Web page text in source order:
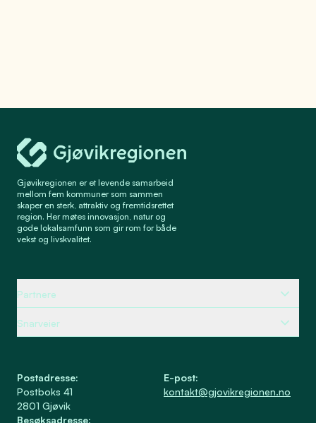
Gjøvikregionen Utvikling
Gjøvikregionen er et levende samarbeid
mellom fem kommuner som sammen
skaper en sterk, attraktiv og fremtidsrettet
region. Her møtes innovasjon, natur og
gode lokalsamfunn som gir rom for både
vekst og livskvalitet.
Partnere
Snarveier
Postadresse:
Postboks 41
2801 Gjøvik
Besøksadresse:
E-post:
kontakt@gjovikregionen.no